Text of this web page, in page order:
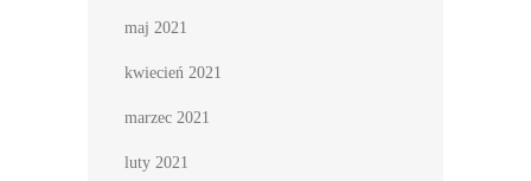
maj 2021
kwiecień 2021
marzec 2021
luty 2021